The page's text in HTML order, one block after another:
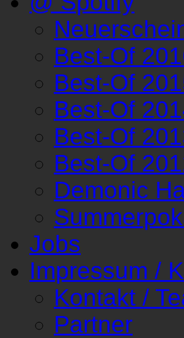
Best-Of
Best-Of
Best-Of
Best-Of
Best-Of
Demonic
Jobs
Impressum /
Kontakt /
Partner